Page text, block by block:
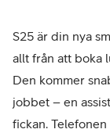
S25 är din nya
allt från att boka
Den kommer
jobbet – en
fickan.